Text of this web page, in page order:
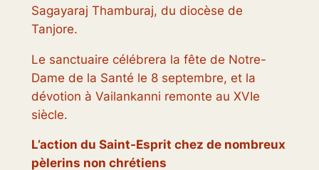
Sagayaraj Thamburaj, du diocèse de
Tanjore.
Le sanctuaire célébrera la fête de Notre-
Dame de la Santé le 8 septembre, et la
dévotion à Vailankanni remonte au XVIe
siècle.
L’action du Saint-Esprit chez de nombreux
pèlerins non chrétiens